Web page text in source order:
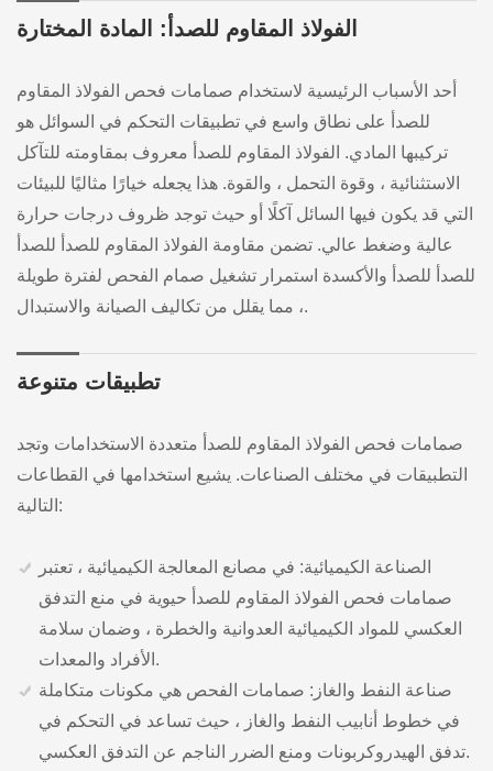
الفولاذ المقاوم للصدأ: المادة المختارة
أحد الأسباب الرئيسية لاستخدام صمامات فحص الفولاذ المقاوم
للصدأ على نطاق واسع في تطبيقات التحكم في السوائل هو
تركيبها المادي. الفولاذ المقاوم للصدأ معروف بمقاومته للتآكل
الاستثنائية ، وقوة التحمل ، والقوة. هذا يجعله خيارًا مثاليًا للبيئات
التي قد يكون فيها السائل آكلًا أو حيث توجد ظروف درجات حرارة
عالية وضغط عالي. تضمن مقاومة الفولاذ المقاوم للصدأ للصدأ
للصدأ للصدأ والأكسدة استمرار تشغيل صمام الفحص لفترة طويلة
، مما يقلل من تكاليف الصيانة والاستبدال.
تطبيقات متنوعة
صمامات فحص الفولاذ المقاوم للصدأ متعددة الاستخدامات وتجد
التطبيقات في مختلف الصناعات. يشيع استخدامها في القطاعات
التالية:
الصناعة الكيميائية: في مصانع المعالجة الكيميائية ، تعتبر
صمامات فحص الفولاذ المقاوم للصدأ حيوية في منع التدفق
العكسي للمواد الكيميائية العدوانية والخطرة ، وضمان سلامة
الأفراد والمعدات.
صناعة النفط والغاز: صمامات الفحص هي مكونات متكاملة
في خطوط أنابيب النفط والغاز ، حيث تساعد في التحكم في
تدفق الهيدروكربونات ومنع الضرر الناجم عن التدفق العكسي.